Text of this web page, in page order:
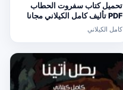
تحميل كتاب سفروت الحطاب
PDF تأليف كامل الكيلاني مجانا
[كامل]
كامل الكيلاني